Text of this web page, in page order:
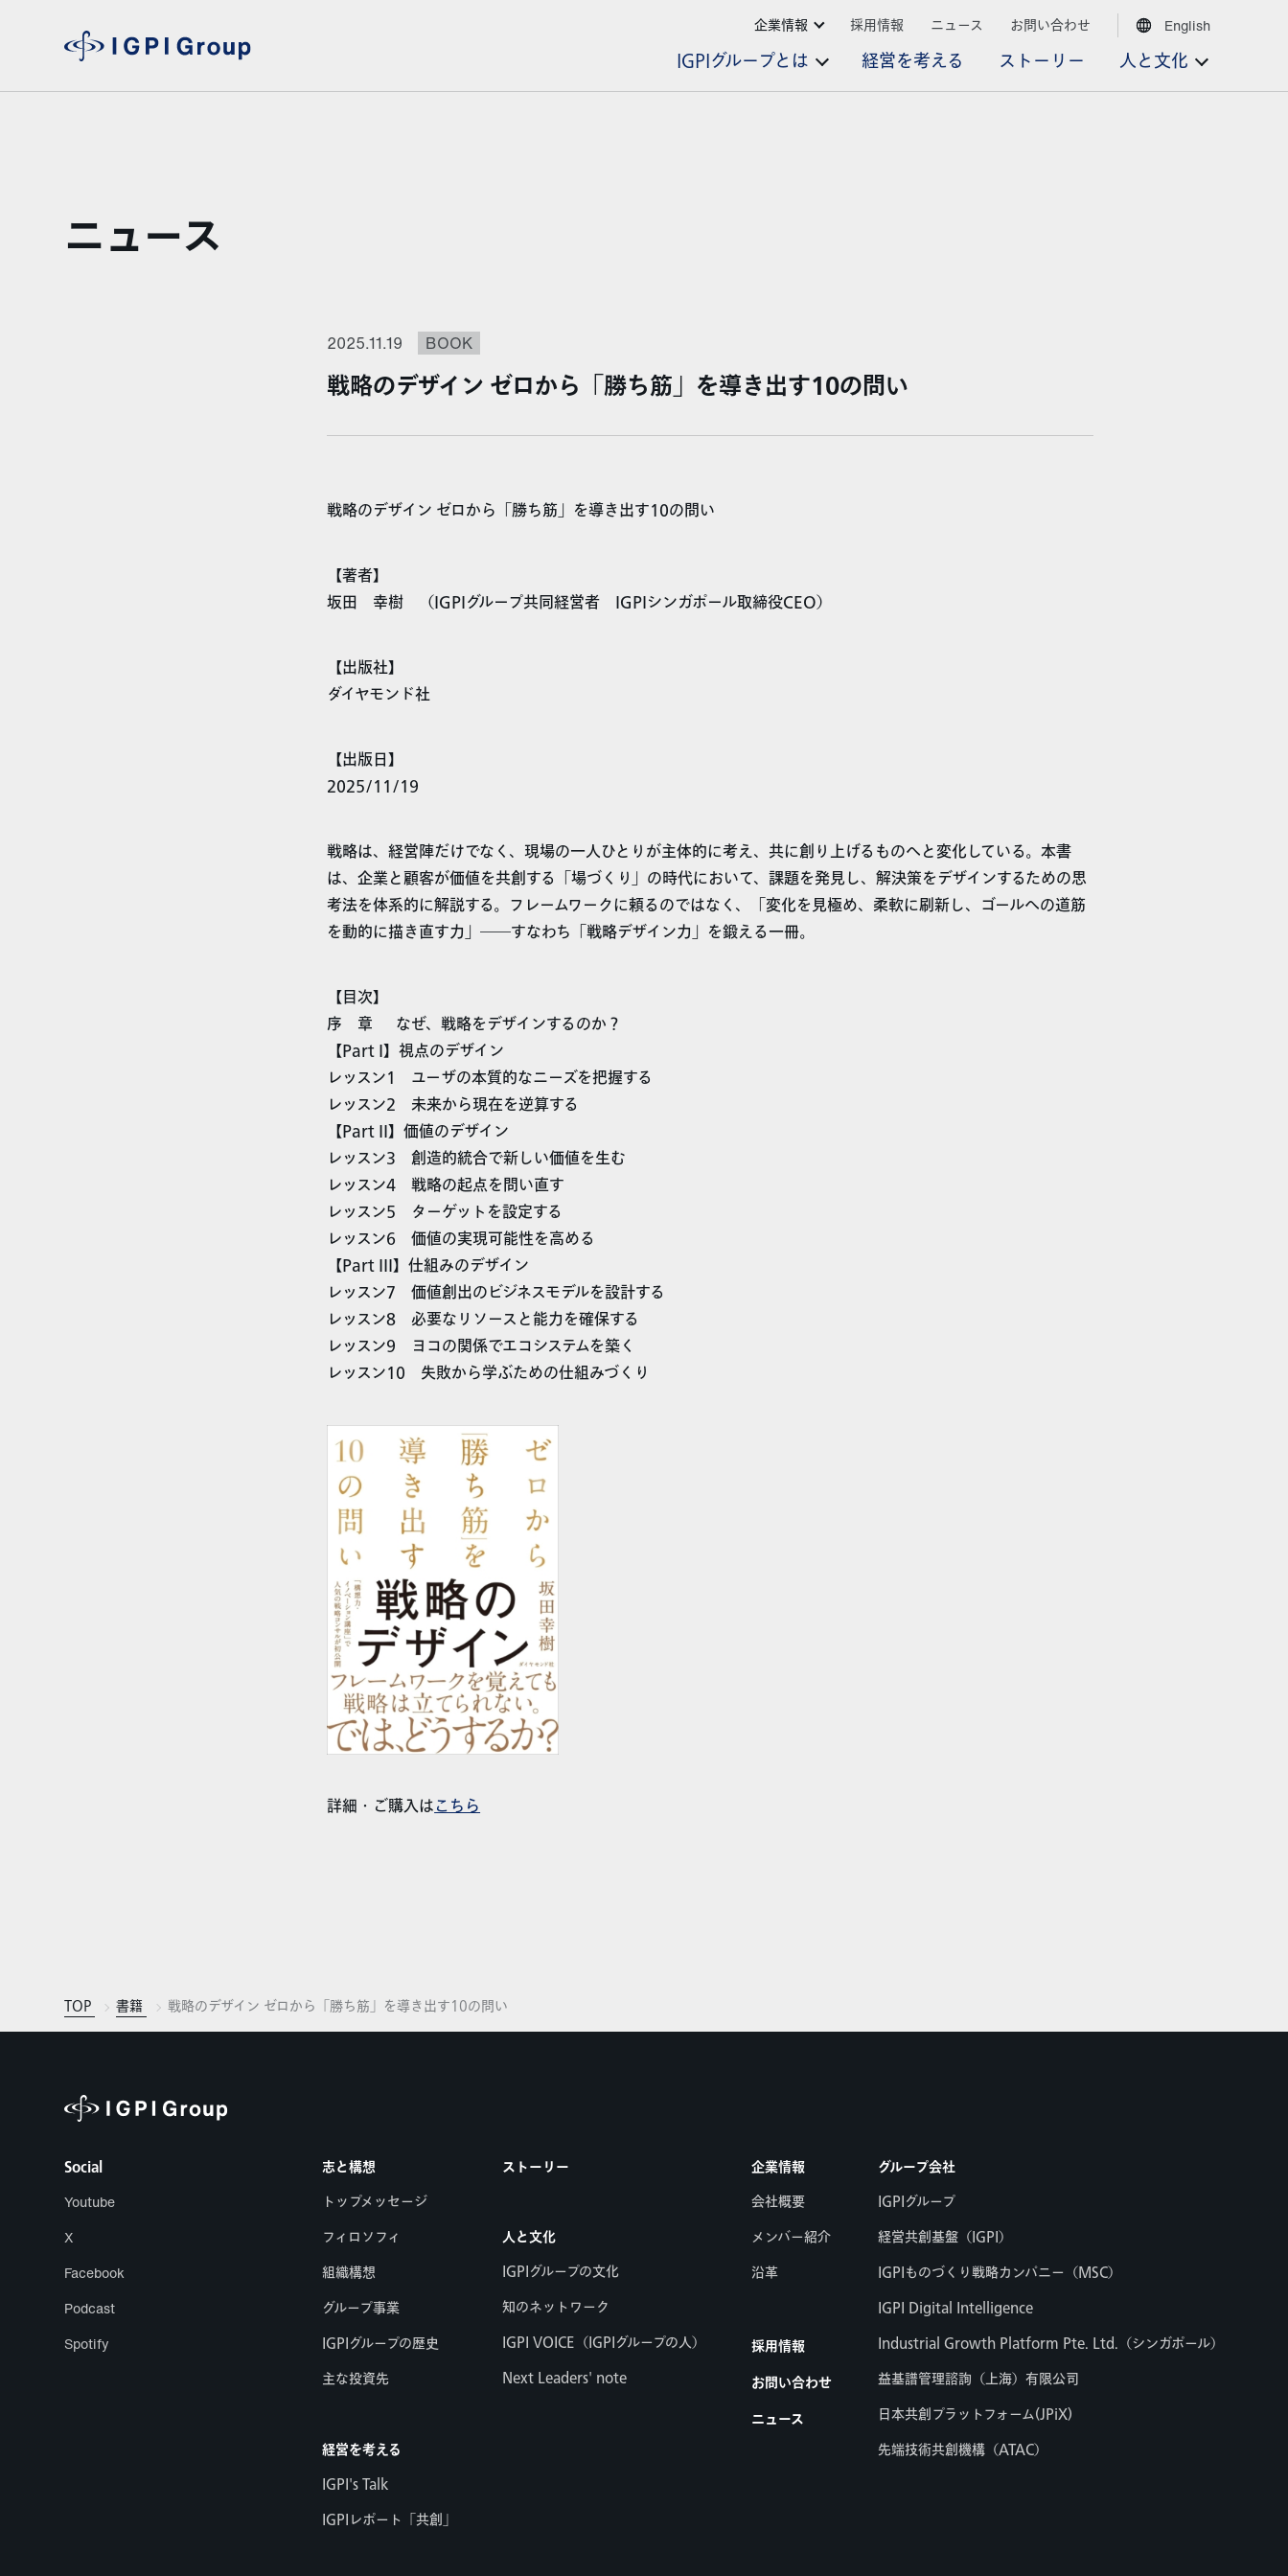
IGPIグループとは 経営を考える ストーリー 人と文化
企業情報 採用情報 ニュース お問い合わせ English
ニュース
2025.11.19 BOOK
戦略のデザイン ゼロから「勝ち筋」を導き出す10の問い
戦略のデザイン ゼロから「勝ち筋」を導き出す10の問い
【著者】
坂田 幸樹 （IGPIグループ共同経営者 IGPIシンガポール取締役CEO）
【出版社】
ダイヤモンド社
【出版日】
2025/11/19
戦略は、経営陣だけでなく、現場の一人ひとりが主体的に考え、共に創り上げるものへと変化している。本書
は、企業と顧客が価値を共創する「場づくり」の時代において、課題を発見し、解決策をデザインするための思
考法を体系的に解説する。フレームワークに頼るのではなく、「変化を見極め、柔軟に刷新し、ゴールへの道筋
を動的に描き直す力」――すなわち「戦略デザイン力」を鍛える一冊。
【目次】
序 章 なぜ、戦略をデザインするのか？
【Part I】視点のデザイン
レッスン1 ユーザの本質的なニーズを把握する
レッスン2 未来から現在を逆算する
【Part II】価値のデザイン
レッスン3 創造的統合で新しい価値を生む
レッスン4 戦略の起点を問い直す
レッスン5 ターゲットを設定する
レッスン6 価値の実現可能性を高める
【Part III】仕組みのデザイン
レッスン7 価値創出のビジネスモデルを設計する
レッスン8 必要なリソースと能力を確保する
レッスン9 ヨコの関係でエコシステムを築く
レッスン10 失敗から学ぶための仕組みづくり
詳細・ご購入はこちら
TOP 書籍 戦略のデザイン ゼロから「勝ち筋」を導き出す10の問い
Social
Youtube
X
Facebook
Podcast
Spotify
志と構想
トップメッセージ
フィロソフィ
組織構想
グループ事業
IGPIグループの歴史
主な投資先
経営を考える
IGPI's Talk
IGPIレポート「共創」
ストーリー
人と文化
IGPIグループの文化
知のネットワーク
IGPI VOICE（IGPIグループの人）
Next Leaders' note
企業情報
会社概要
メンバー紹介
沿革
採用情報
お問い合わせ
ニュース
グループ会社
IGPIグループ
経営共創基盤（IGPI）
IGPIものづくり戦略カンパニー（MSC）
IGPI Digital Intelligence
Industrial Growth Platform Pte. Ltd.（シンガポール）
益基譜管理諮詢（上海）有限公司
日本共創プラットフォーム(JPiX)
先端技術共創機構（ATAC）